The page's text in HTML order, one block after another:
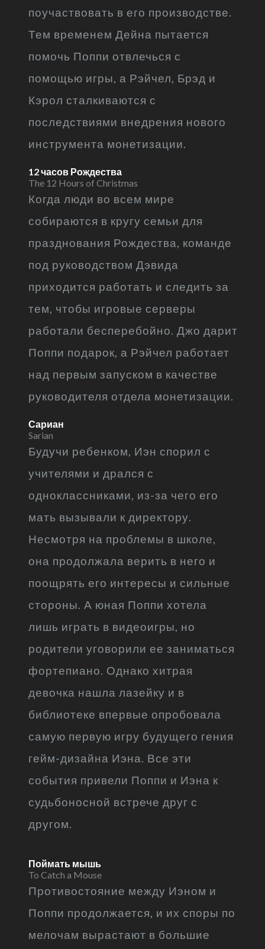
поучаствовать в его производстве.
Тем временем Дейна пытается
помочь Поппи отвлечься с
помощью игры, а Рэйчел, Брэд и
Кэрол сталкиваются с
последствиями внедрения нового
инструмента монетизации.
12 часов Рождества
The 12 Hours of Christmas
Когда люди во всем мире
собираются в кругу семьи для
празднования Рождества, команде
под руководством Дэвида
приходится работать и следить за
тем, чтобы игровые серверы
работали бесперебойно. Джо дарит
Поппи подарок, а Рэйчел работает
над первым запуском в качестве
руководителя отдела монетизации.
Сариан
Sarian
Будучи ребенком, Иэн спорил с
учителями и дрался с
одноклассниками, из-за чего его
мать вызывали к директору.
Несмотря на проблемы в школе,
она продолжала верить в него и
поощрять его интересы и сильные
стороны. А юная Поппи хотела
лишь играть в видеоигры, но
родители уговорили ее заниматься
фортепиано. Однако хитрая
девочка нашла лазейку и в
библиотеке впервые опробовала
самую первую игру будущего гения
гейм-дизайна Иэна. Все эти
события привели Поппи и Иэна к
судьбоносной встрече друг с
другом.
Поймать мышь
To Catch a Mouse
Противостояние между Иэном и
Поппи продолжается, и их споры по
мелочам вырастают в большие